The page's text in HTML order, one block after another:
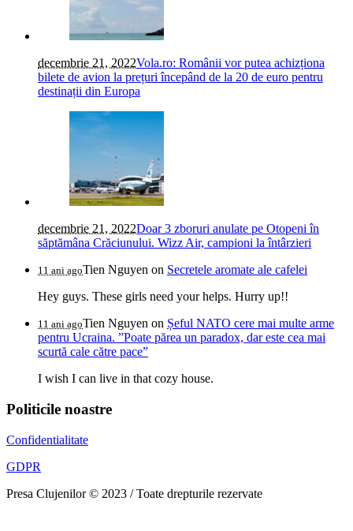
decembrie 21, 2022Vola.ro: Românii vor putea achizționa
bilete de avion la prețuri începând de la 20 de euro pentru
destinații din Europa
decembrie 21, 2022Doar 3 zboruri anulate pe Otopeni în
săptămâna Crăciunului. Wizz Air, campioni la întârzieri
11 ani agoTien Nguyen on Secretele aromate ale cafelei
Hey guys. These girls need your helps. Hurry up!!
11 ani agoTien Nguyen on Șeful NATO cere mai multe arme
pentru Ucraina. ”Poate părea un paradox, dar este cea mai
scurtă cale către pace”
I wish I can live in that cozy house.
Politicile noastre
Confidentialitate
GDPR
Presa Clujenilor © 2023 / Toate drepturile rezervate